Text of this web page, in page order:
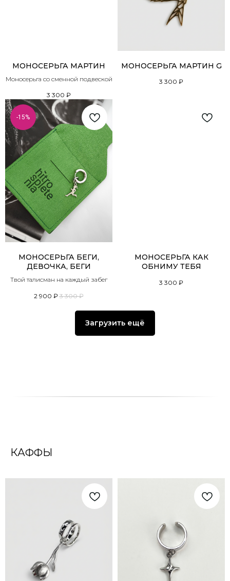
МОНОСЕРЬГА МАРТИН
Моносерьга со сменной подвеской
3 300 ₽
МОНОСЕРЬГА МАРТИН G
3 300 ₽
-15%
МОНОСЕРЬГА БЕГИ,
ДЕВОЧКА, БЕГИ
Твой талисман на каждый забег
2 900 ₽ 3 300 ₽
МОНОСЕРЬГА КАК
ОБНИМУ ТЕБЯ
3 300 ₽
Загрузить ещё
КАФФЫ